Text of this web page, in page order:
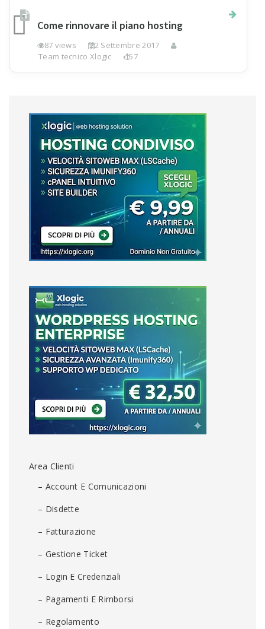
Come rinnovare il piano hosting
287 views
22 Settembre 2017
Team tecnico Xlogic
157
Area Clienti
– Account E Comunicazioni
– Disdette
– Fatturazione
– Gestione Ticket
– Login E Credenziali
– Pagamenti E Rimborsi
– Regolamento